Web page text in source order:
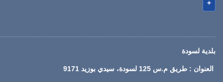
+
بلدية لسودة
العنوان : طريق م.س 125 لسودة، سيدي بوزيد 9171